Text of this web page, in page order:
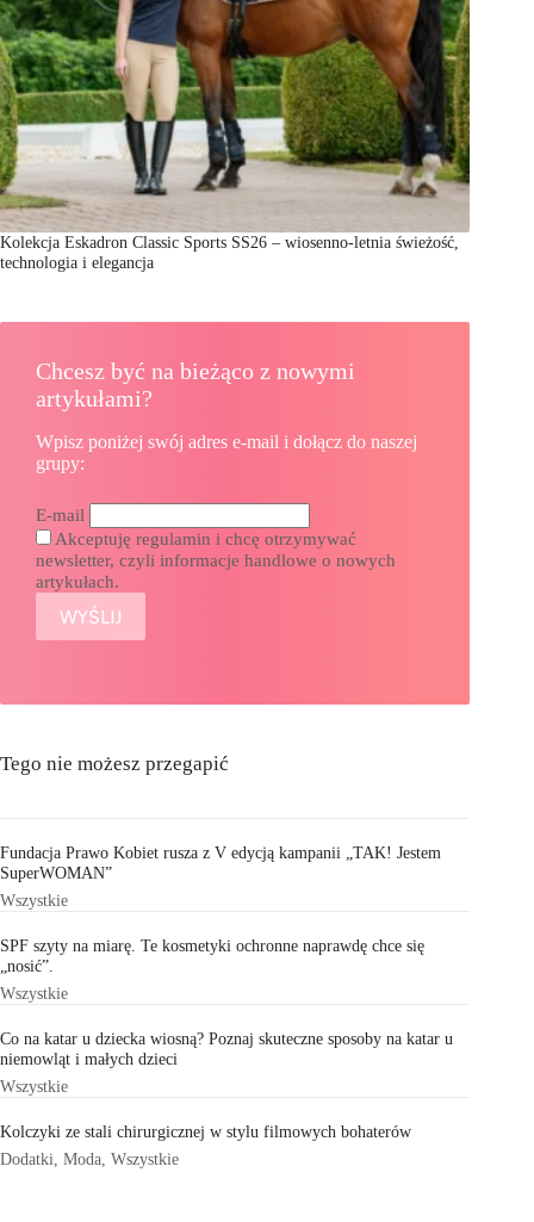
Kolekcja Eskadron Classic Sports SS26 – wiosenno-letnia świeżość,
technologia i elegancja
Chcesz być na bieżąco z nowymi
artykułami?
Wpisz poniżej swój adres e-mail i dołącz do naszej
grupy:
E-mail
Akceptuję regulamin i chcę otrzymywać
newsletter, czyli informacje handlowe o nowych
artykułach.
Tego nie możesz przegapić
Fundacja Prawo Kobiet rusza z V edycją kampanii „TAK! Jestem
SuperWOMAN”
Wszystkie
SPF szyty na miarę. Te kosmetyki ochronne naprawdę chce się
„nosić”.
Wszystkie
Co na katar u dziecka wiosną? Poznaj skuteczne sposoby na katar u
niemowląt i małych dzieci
Wszystkie
Kolczyki ze stali chirurgicznej w stylu filmowych bohaterów
Dodatki Moda Wszystkie